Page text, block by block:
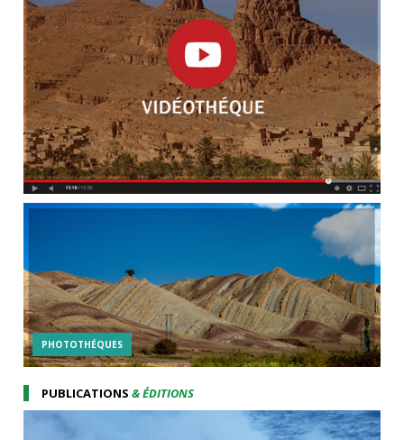
PHOTOTHÉQUES
PUBLICATIONS& ÉDITIONS